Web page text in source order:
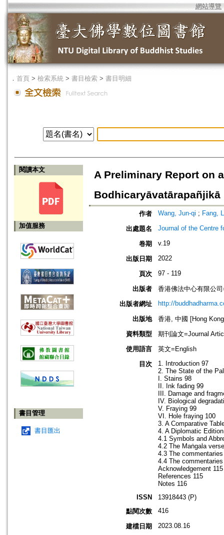
網站導覽
． 首頁 > 檢索系統 > 書目檢索 > 書目明細
閱讀本文
加值服務
書目管理
書目匯出
A Preliminary Report on
Bodhicaryāvatārapañjikā
作者 Wang, Jun-qi ; Fang,
出處題名 Journal of the Centre
卷期 v.19
出版日期 2022
頁次 97 - 119
出版者
香港佛法中心有限公
出版者網址
http://
出版地
香港, 中國 [Hong
資料類型
期刊論文=Journal
使用語言
英文=English
目次
1. Introduction 97
2. The State of the
I. Stains 98
II. Ink fading 99
III. Damage and
IV. Biological
V. Fraying 99
VI. Hole fraying 100
3. A Comparative
4. A Diplomatic
4.1 Symbols and
4.2 The Maṅgala
4.3 The
4.4 The
Acknowledgement 115
References 115
Notes 116
ISSN
13918443 (P)
點閱次數
416
建檔日期 2023.08.16